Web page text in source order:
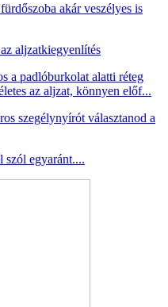
akár veszélyes is
aljzatkiegyenlítés
a padlóburkolat alatti réteg
az aljzat, könnyen előf...
szegélynyírót választanod a
szól egyaránt....